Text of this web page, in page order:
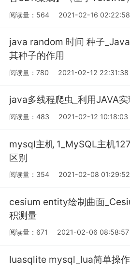
阅读量：564 2021-02-16 02:22:58
java random 时间 种子
其种子的作用
阅读量：780 2021-02-12 22:31:38
java多线程爬虫_利用JAVA
阅读量：483 2021-02-12 10:18:03
mysql主机 1_MySQL主机
区别
阅读量：354 2021-02-08 01:29:52
cesium entity绘制曲面
积测量
阅读量：671 2021-02-06 08:58:57
luasqlite mysql_lua简单操